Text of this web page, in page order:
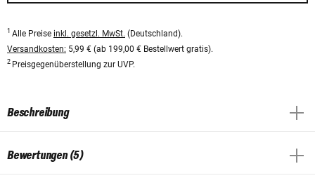
1 Alle Preise inkl. gesetzl. MwSt. (Deutschland).
Versandkosten: 5,99 € (ab 199,00 € Bestellwert gratis).
2 Preisgegenüberstellung zur UVP.
Beschreibung
Bewertungen (5)